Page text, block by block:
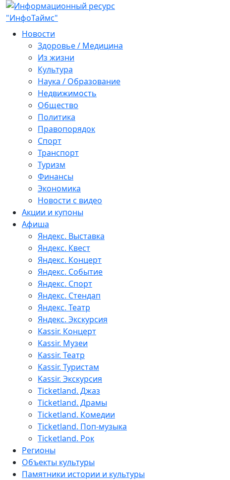
Новости
Здоровье / Медицина
Из жизни
Культура
Наука / Образование
Недвижимость
Общество
Политика
Правопорядок
Спорт
Транспорт
Туризм
Финансы
Экономика
Новости с видео
Акции и купоны
Афиша
Яндекс. Выставка
Яндекс. Квест
Яндекс. Концерт
Яндекс. Событие
Яндекс. Спорт
Яндекс. Стендап
Яндекс. Театр
Яндекс. Экскурсия
Kassir. Концерт
Kassir. Музеи
Kassir. Театр
Kassir. Туристам
Kassir. Экскурсия
Ticketland. Джаз
Ticketland. Драмы
Ticketland. Комедии
Ticketland. Поп-музыка
Ticketland. Рок
Регионы
Объекты культуры
Памятники истории и культуры